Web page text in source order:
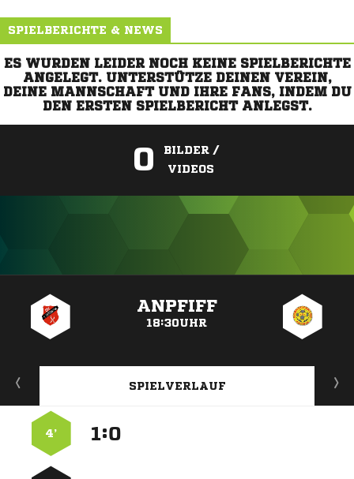
SPIELBERICHTE & NEWS
ES WURDEN LEIDER NOCH KEINE SPIELBERICHTE
ANGELEGT. UNTERSTÜTZE DEINEN VEREIN,
DEINE MANNSCHAFT UND IHRE FANS, INDEM DU
DEN ERSTEN SPIELBERICHT ANLEGST.
0
BILDER /
VIDEOS
ANPFIFF
18:30UHR
SPIELVERLAUF
:
4’